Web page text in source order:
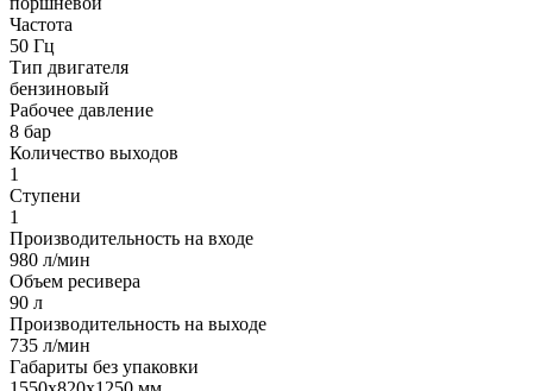
Частота
50 Гц
Тип двигателя
бензиновый
Рабочее давление
8 бар
Количество выходов
1
Ступени
1
Производительность на входе
980 л/мин
Объем ресивера
90 л
Производительность на выходе
735 л/мин
Габариты без упаковки